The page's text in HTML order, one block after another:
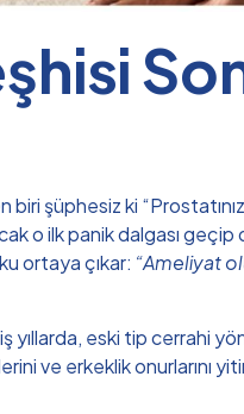
şüphesiz ki
o ilk panik dalgası
ortaya çıkar: “Ameliyat
yıllarda, eski tip
ve erkeklik onurlarını